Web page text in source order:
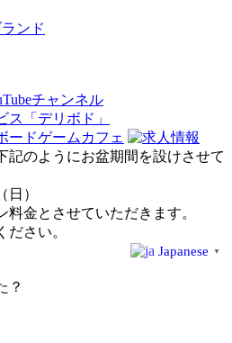
ンド
記のようにお盆期間を設けさせて
日）
金とさせていただきます。
ださい。
Japanese ▼
？